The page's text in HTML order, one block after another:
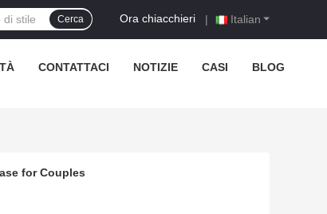
Italian
Ora chiacchieri |
Cerca
CONTATTACI NOTIZIE CASI BLOG
for Couples